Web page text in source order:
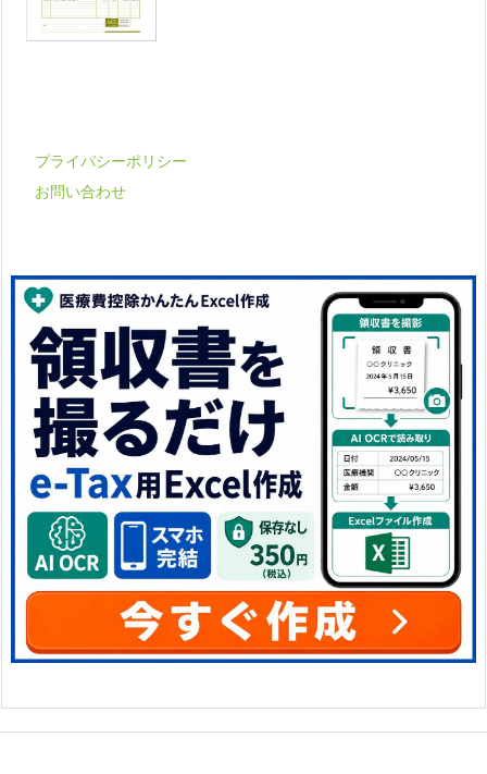
プライバシーポリシー
お問い合わせ